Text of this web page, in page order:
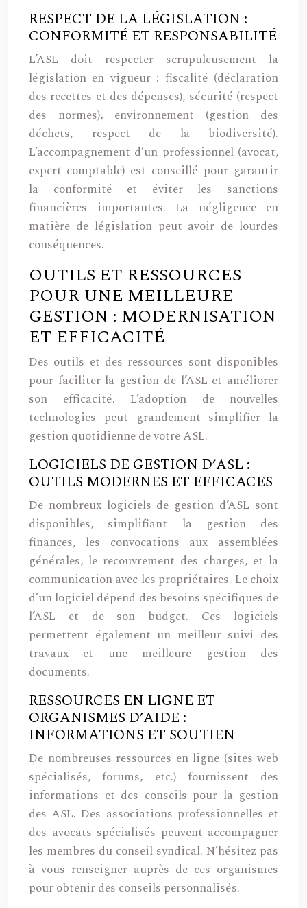
RESPECT DE LA LÉGISLATION :
CONFORMITÉ ET RESPONSABILITÉ
L’ASL doit respecter scrupuleusement la
législation en vigueur : fiscalité (déclaration
des recettes et des dépenses), sécurité (respect
des normes), environnement (gestion des
déchets, respect de la biodiversité).
L’accompagnement d’un professionnel (avocat,
expert-comptable) est conseillé pour garantir
la conformité et éviter les sanctions
financières importantes. La négligence en
matière de législation peut avoir de lourdes
conséquences.
OUTILS ET RESSOURCES
POUR UNE MEILLEURE
GESTION : MODERNISATION
ET EFFICACITÉ
Des outils et des ressources sont disponibles
pour faciliter la gestion de l’ASL et améliorer
son efficacité. L’adoption de nouvelles
technologies peut grandement simplifier la
gestion quotidienne de votre ASL.
LOGICIELS DE GESTION D’ASL :
OUTILS MODERNES ET EFFICACES
De nombreux logiciels de gestion d’ASL sont
disponibles, simplifiant la gestion des
finances, les convocations aux assemblées
générales, le recouvrement des charges, et la
communication avec les propriétaires. Le choix
d’un logiciel dépend des besoins spécifiques de
l’ASL et de son budget. Ces logiciels
permettent également un meilleur suivi des
travaux et une meilleure gestion des
documents.
RESSOURCES EN LIGNE ET
ORGANISMES D’AIDE :
INFORMATIONS ET SOUTIEN
De nombreuses ressources en ligne (sites web
spécialisés, forums, etc.) fournissent des
informations et des conseils pour la gestion
des ASL. Des associations professionnelles et
des avocats spécialisés peuvent accompagner
les membres du conseil syndical. N’hésitez pas
à vous renseigner auprès de ces organismes
pour obtenir des conseils personnalisés.